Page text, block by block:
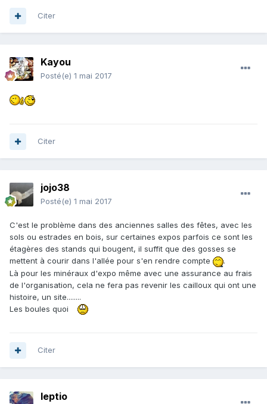
Citer
Kayou
Posté(e) 1 mai 2017
Citer
jojo38
Posté(e) 1 mai 2017
C'est le problème dans des anciennes salles des fêtes, avec les
sols ou estrades en bois, sur certaines expos parfois ce sont les
étagères des stands qui bougent, il suffit que des gosses se
mettent à courir dans l'allée pour s'en rendre compte
.
Là pour les minéraux d'expo même avec une assurance au frais
de l'organisation, cela ne fera pas revenir les cailloux qui ont une
histoire, un site........
Les boules quoi
Citer
leptio